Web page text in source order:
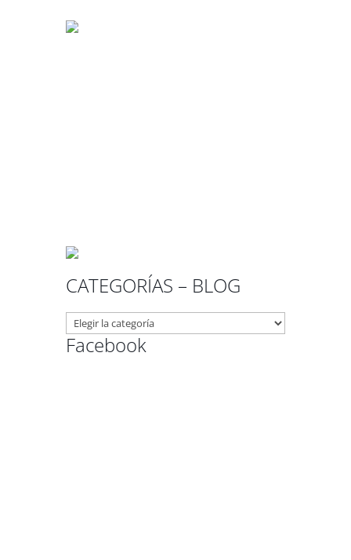
CATEGORÍAS – BLOG
CATEGORÍAS
–
BLOG
Facebook